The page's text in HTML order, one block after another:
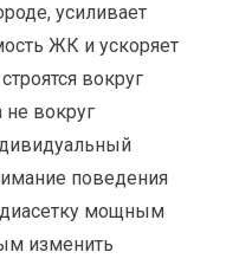
усиливает
ЖК и ускоряет
вокруг
не вокруг
поведения
мощным
изменить